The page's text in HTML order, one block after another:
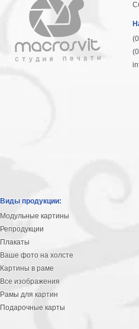
Виды продукции:
Модульные картины
Репродукции
Плакаты
Ваше фото на холсте
Картины в раме
Все изображения
Рамы для картин
Подарочные карты